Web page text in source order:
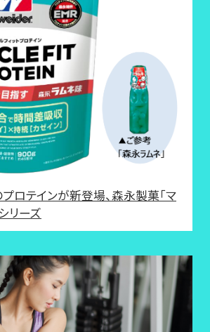
ロテインが新登場、森永製菓「マ
リーズ